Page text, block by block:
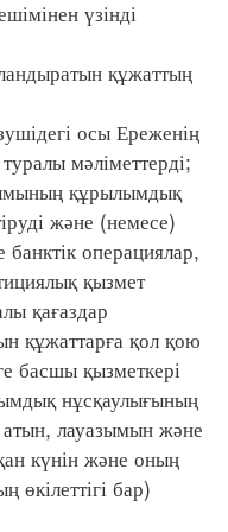
үзінді
құжаттың
осы Ереженің
мәліметтерді;
құрылымдық
және (немесе)
операциялар,
қызмет
қағаздар
құжаттарға қол қою
басшы қызметкері
нұсқаулығының
атын, лауазымын және
күнін және оның
өкілеттігі бар)